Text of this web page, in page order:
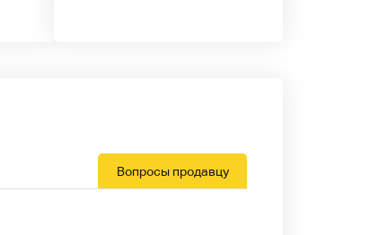
Вопросы продавцу